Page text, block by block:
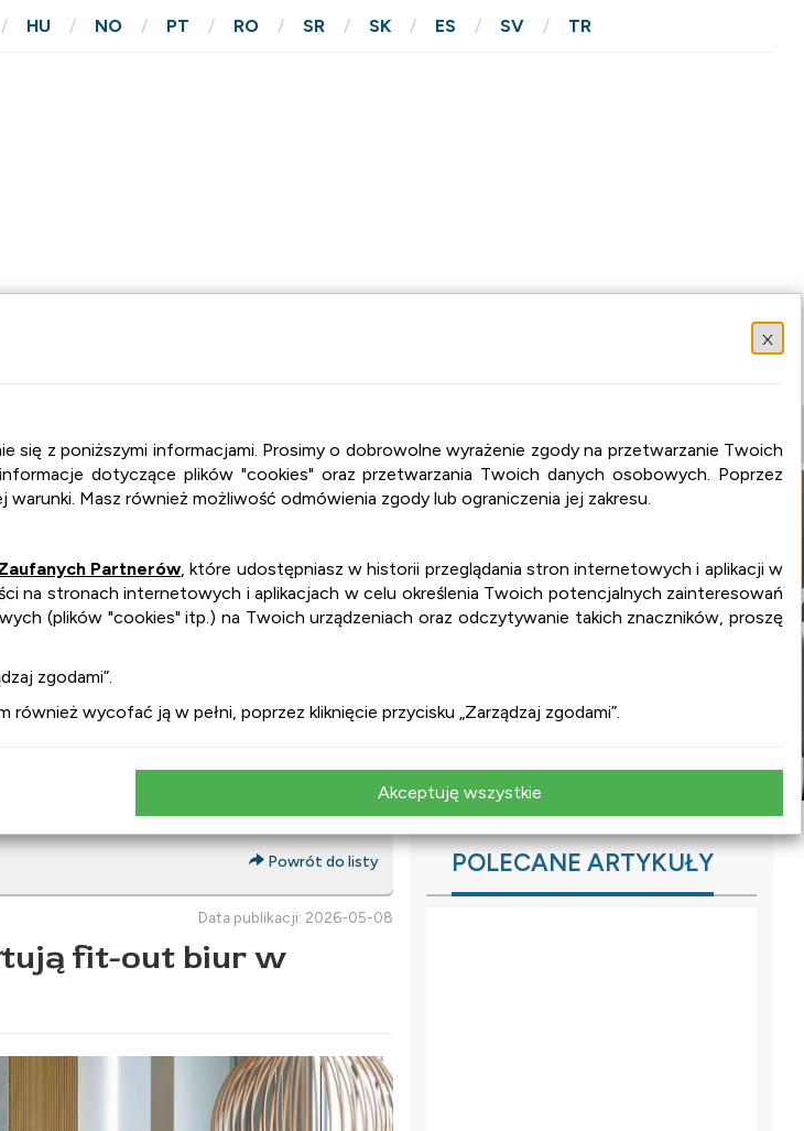
x
się z poniższymi informacjami. Prosimy o dobrowolne wyrażenie zgody na przetwarzanie Twoich
dotyczące plików "cookies" oraz przetwarzania Twoich danych osobowych. Poprzez
Masz również możliwość odmówienia zgody lub ograniczenia jej zakresu.
Partnerów, które udostępniasz w historii przeglądania stron internetowych i aplikacji w
na stronach internetowych i aplikacjach w celu określenia Twoich potencjalnych zainteresowań
(plików "cookies" itp.) na Twoich urządzeniach oraz odczytywanie takich znaczników, proszę
zgodami”.
wycofać ją w pełni, poprzez kliknięcie przycisku „Zarządzaj zgodami”.
Akceptuję wszystkie
HU NO PT RO SR SK ES SV TR
Powrót do listy
Data publikacji: 2026-05-08
fit-out biur w
POLECANE ARTYKUŁY